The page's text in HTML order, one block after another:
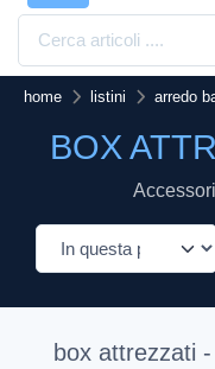
home listini arredo
BOX
box attrezzati